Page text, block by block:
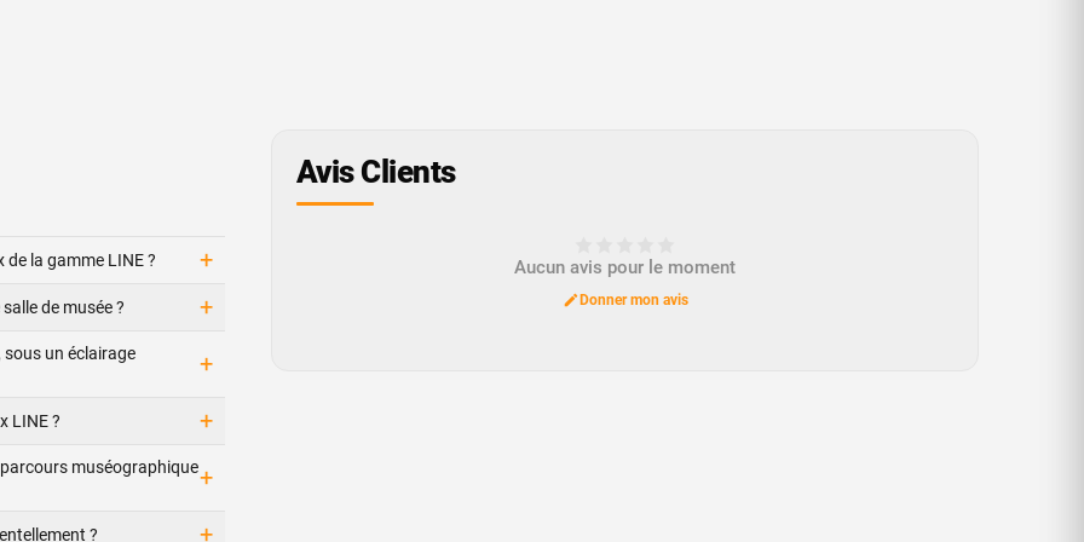
la gamme LINE ? +
de musée ? +
sous un éclairage
+
LINE ? +
muséographique+
? +
Avis Clients
Aucun avis pour le moment
Donner mon avis